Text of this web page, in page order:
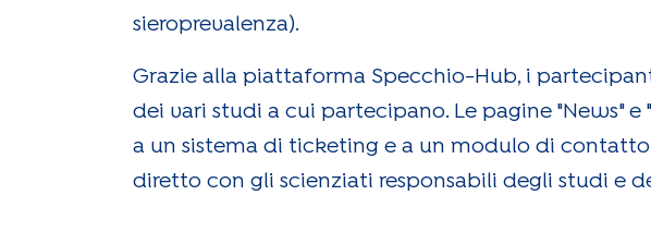
sieroprevalenza).
Grazie alla piattaforma Specchio-Hub, i
dei vari studi a cui partecipano. Le pagine "News"
a un sistema di ticketing e a un modulo di
diretto con gli scienziati responsabili degli studi e